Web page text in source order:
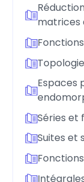
matrices
Espaces
Séries et
Suites et